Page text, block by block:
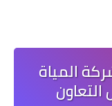
المياة